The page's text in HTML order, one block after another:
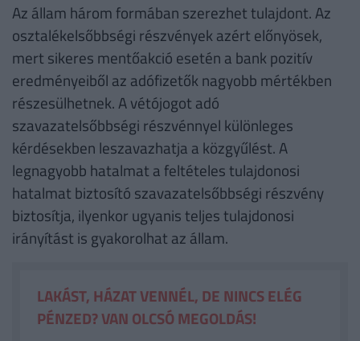
Az állam három formában szerezhet tulajdont. Az
osztalékelsőbbségi részvények azért előnyösek,
mert sikeres mentőakció esetén a bank pozitív
eredményeiből az adófizetők nagyobb mértékben
részesülhetnek. A vétójogot adó
szavazatelsőbbségi részvénnyel különleges
kérdésekben leszavazhatja a közgyűlést. A
legnagyobb hatalmat a feltételes tulajdonosi
hatalmat biztosító szavazatelsőbbségi részvény
biztosítja, ilyenkor ugyanis teljes tulajdonosi
irányítást is gyakorolhat az állam.
LAKÁST, HÁZAT VENNÉL, DE NINCS ELÉG
PÉNZED? VAN OLCSÓ MEGOLDÁS!